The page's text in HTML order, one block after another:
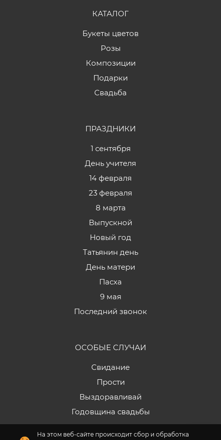
На этом веб-сайте происходит сбор и обработка
КАТАЛОГ
Букеты цветов
Розы
Композиции
Подарки
Свадьба
ПРАЗДНИКИ
1 сентября
День учителя
14 февраля
23 февраля
8 марта
Выпускной
Новый год
Татьянин день
День матери
Пасха
9 мая
Последний звонок
ОСОБЫЕ СЛУЧАИ
Свидание
Прости
Выздоравливай
Годовщина свадьбы